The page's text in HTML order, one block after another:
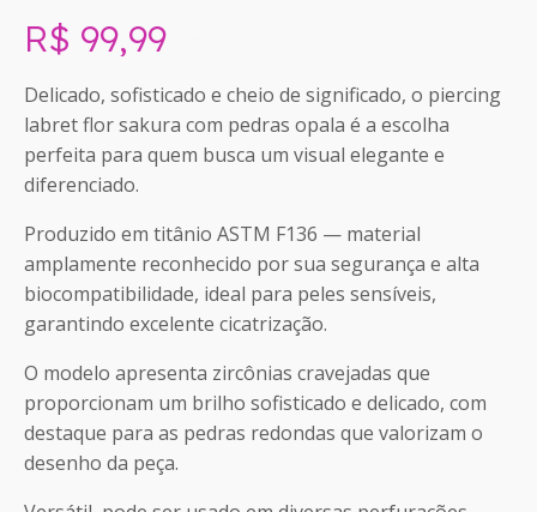
R$ 99,99
Delicado, sofisticado e cheio de significado, o piercing
labret flor sakura com pedras opala é a escolha
perfeita para quem busca um visual elegante e
diferenciado.
Produzido em titânio ASTM F136 — material
amplamente reconhecido por sua segurança e alta
biocompatibilidade, ideal para peles sensíveis,
garantindo excelente cicatrização.
O modelo apresenta zircônias cravejadas que
proporcionam um brilho sofisticado e delicado, com
destaque para as pedras redondas que valorizam o
desenho da peça.